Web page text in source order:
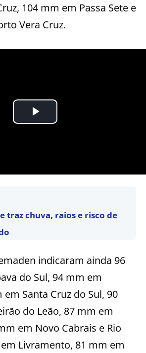
104 mm em Passa Sete e
Vera Cruz.
traz chuva, raios e risco de
indicaram ainda 96
do Sul, 94 mm em
em Santa Cruz do Sul, 90
do Leão, 87 mm em
em Novo Cabrais e Rio
Livramento, 81 mm em